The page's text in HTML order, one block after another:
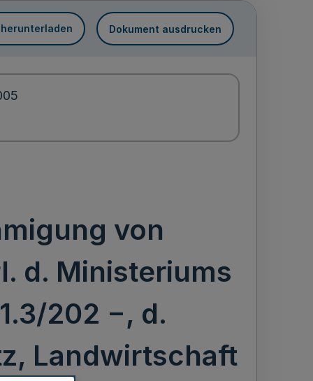
herunterladen Dokument ausdrucken
von
d. Ministeriums
202 −, d.
Landwirtschaft